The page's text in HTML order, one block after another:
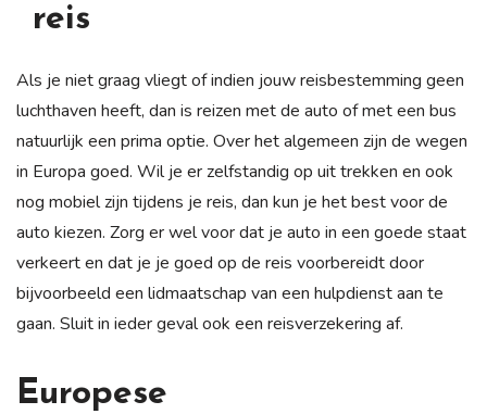
reis
Als je niet graag vliegt of indien jouw reisbestemming geen
luchthaven heeft, dan is reizen met de auto of met een bus
natuurlijk een prima optie. Over het algemeen zijn de wegen
in Europa goed. Wil je er zelfstandig op uit trekken en ook
nog mobiel zijn tijdens je reis, dan kun je het best voor de
auto kiezen. Zorg er wel voor dat je auto in een goede staat
verkeert en dat je je goed op de reis voorbereidt door
bijvoorbeeld een lidmaatschap van een hulpdienst aan te
gaan. Sluit in ieder geval ook een reisverzekering af.
Europese